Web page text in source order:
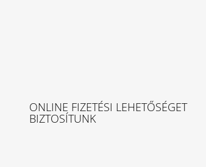
ONLINE FIZETÉSI LEHETŐSÉGET
BIZTOSÍTUNK